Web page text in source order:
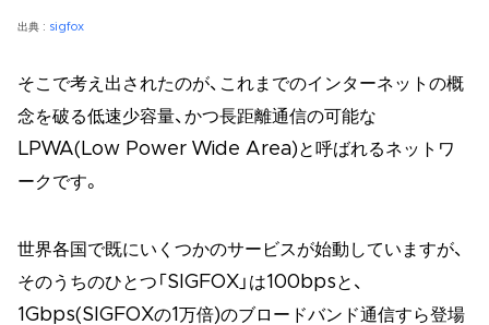
出典 : sigfox
そこで考え出されたのが、これまでのインターネットの概
念を破る低速少容量、かつ長距離通信の可能な
LPWA(Low Power Wide Area)と呼ばれるネットワ
ークです。
世界各国で既にいくつかのサービスが始動していますが、
そのうちのひとつ「SIGFOX」は100bpsと、
1Gbps(SIGFOXの1万倍)のブロードバンド通信すら登場